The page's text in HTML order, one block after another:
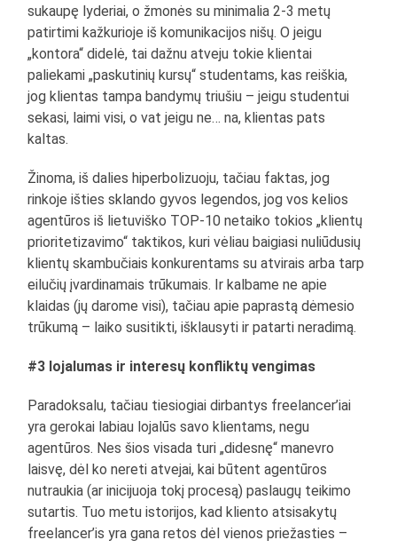
sukaupę lyderiai, o žmonės su minimalia 2-3 metų
patirtimi kažkurioje iš komunikacijos nišų. O jeigu
„kontora“ didelė, tai dažnu atveju tokie klientai
paliekami „paskutinių kursų“ studentams, kas reiškia,
jog klientas tampa bandymų triušiu – jeigu studentui
sekasi, laimi visi, o vat jeigu ne… na, klientas pats
kaltas.
Žinoma, iš dalies hiperbolizuoju, tačiau faktas, jog
rinkoje išties sklando gyvos legendos, jog vos kelios
agentūros iš lietuviško TOP-10 netaiko tokios „klientų
prioritetizavimo“ taktikos, kuri vėliau baigiasi nuliūdusių
klientų skambučiais konkurentams su atvirais arba tarp
eilučių įvardinamais trūkumais. Ir kalbame ne apie
klaidas (jų darome visi), tačiau apie paprastą dėmesio
trūkumą – laiko susitikti, išklausyti ir patarti neradimą.
#3 lojalumas ir interesų konfliktų vengimas
Paradoksalu, tačiau tiesiogiai dirbantys freelancer’iai
yra gerokai labiau lojalūs savo klientams, negu
agentūros. Nes šios visada turi „didesnę“ manevro
laisvę, dėl ko nereti atvejai, kai būtent agentūros
nutraukia (ar inicijuoja tokį procesą) paslaugų teikimo
sutartis. Tuo metu istorijos, kad kliento atsisakytų
freelancer’is yra gana retos dėl vienos priežasties –